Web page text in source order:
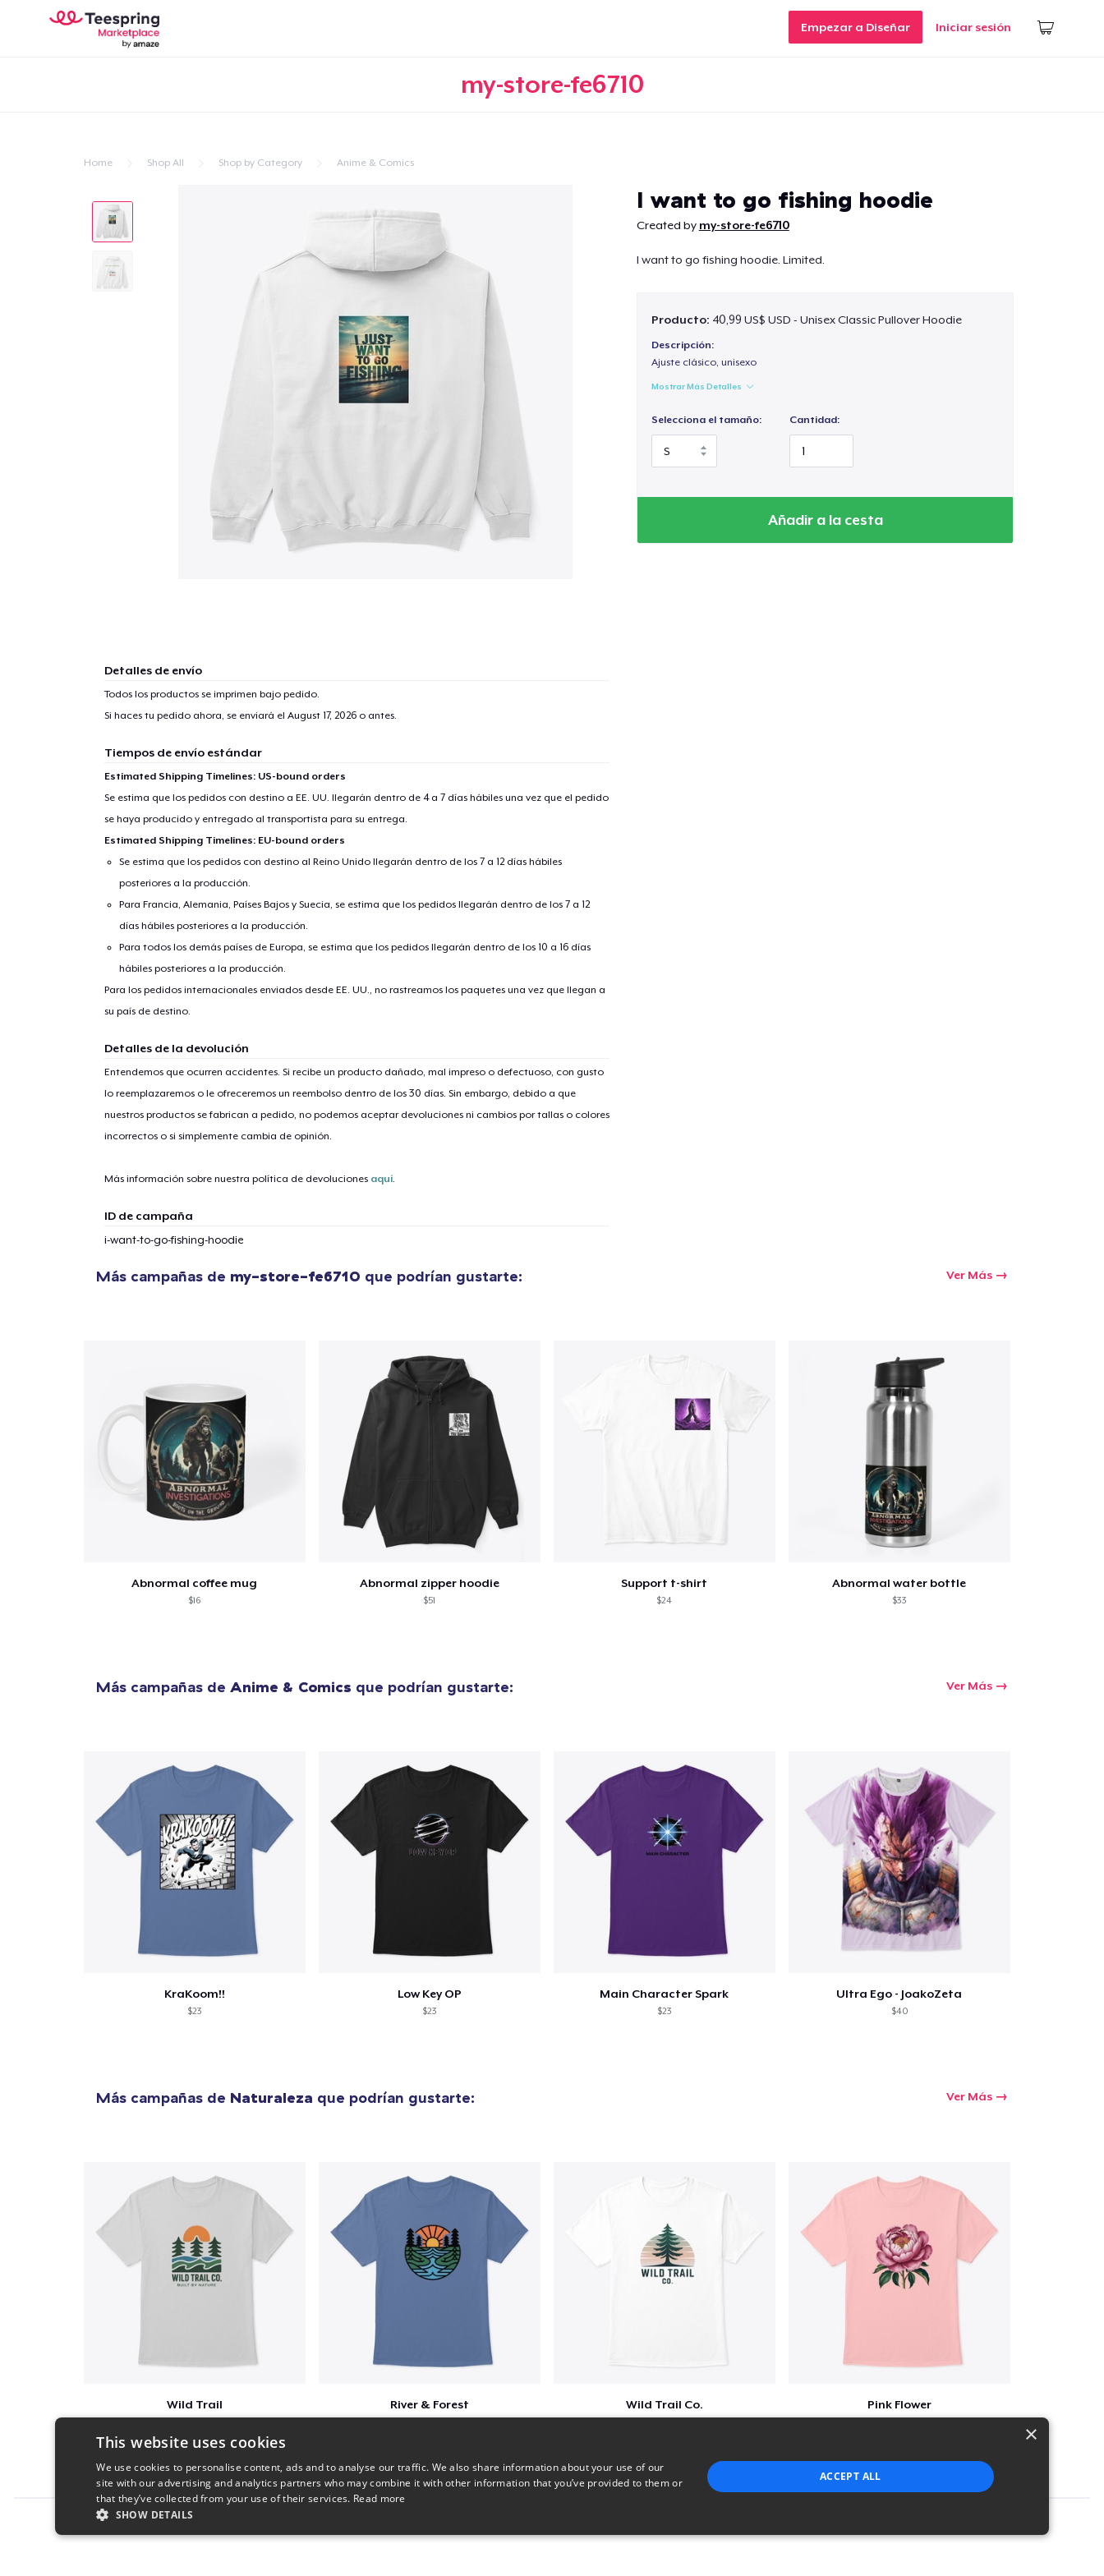
Empezar a Diseñar Iniciar sesión
my-store-fe6710
Home Shop All Shop by Category Anime & Comics
I want to go fishing hoodie
Created by my-store-fe6710
I want to go fishing hoodie. Limited.
Producto: 40,99 US$ USD - Unisex Classic Pullover Hoodie
Descripción:
Ajuste clásico, unisexo
Mostrar Más Detalles
Selecciona el tamaño: Cantidad:
Añadir a la cesta
Detalles de envío
Todos los productos se imprimen bajo pedido.
Si haces tu pedido ahora, se enviará el August 17, 2026o antes.
Tiempos de envío estándar
Estimated Shipping Timelines: US-bound orders
Se estima que los pedidos con destino a EE. UU. llegarán dentro de 4 a 7 días hábiles una vez que el pedido
se haya producido y entregado al transportista para su entrega.
Estimated Shipping Timelines: EU-bound orders
Se estima que los pedidos con destino al Reino Unido llegarán dentro de los 7 a 12 días hábiles
posteriores a la producción.
Para Francia, Alemania, Países Bajos y Suecia, se estima que los pedidos llegarán dentro de los 7 a 12
días hábiles posteriores a la producción.
Para todos los demás países de Europa, se estima que los pedidos llegarán dentro de los 10 a 16 días
hábiles posteriores a la producción.
Para los pedidos internacionales enviados desde EE. UU., no rastreamos los paquetes una vez que llegan a
su país de destino.
Detalles de la devolución
Entendemos que ocurren accidentes. Si recibe un producto dañado, mal impreso o defectuoso, con gusto
lo reemplazaremos o le ofreceremos un reembolso dentro de los 30 días. Sin embargo, debido a que
nuestros productos se fabrican a pedido, no podemos aceptar devoluciones ni cambios por tallas o colores
incorrectos o si simplemente cambia de opinión.
Más información sobre nuestra política de devoluciones aquí.
ID de campaña
i-want-to-go-fishing-hoodie
Más campañas de my-store-fe6710 que podrían gustarte: Ver Más
Abnormal coffee mug
$16
Abnormal zipper hoodie
$51
Support t-shirt
$24
Abnormal water bottle
$33
Más campañas de Anime & Comics que podrían gustarte: Ver Más
KraKoom!!
$23
Low Key OP
$23
Main Character Spark
$23
Ultra Ego - JoakoZeta
$40
Más campañas de Naturaleza que podrían gustarte: Ver Más
Wild Trail River & Forest Wild Trail Co. Pink Flower
Finalizar y pagar pedido
×
This website uses cookies
We use cookies to personalise content, ads and to analyse our traffic. We also share information about your use of our
site with our advertising and analytics partners who may combine it with other information that you’ve provided to them or
that they’ve collected from your use of their services. Read more
SHOW DETAILS
ACCEPT ALL